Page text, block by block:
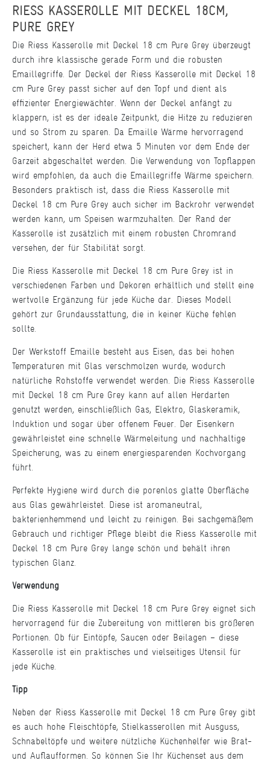
RIESS KASSEROLLE MIT DECKEL 18CM,
PURE GREY
Die Riess Kasserolle mit Deckel 18 cm Pure Grey überzeugt
durch ihre klassische gerade Form und die robusten
Emaillegriffe. Der Deckel der Riess Kasserolle mit Deckel 18
cm Pure Grey passt sicher auf den Topf und dient als
effizienter Energiewächter. Wenn der Deckel anfängt zu
klappern, ist es der ideale Zeitpunkt, die Hitze zu reduzieren
und so Strom zu sparen. Da Emaille Wärme hervorragend
speichert, kann der Herd etwa 5 Minuten vor dem Ende der
Garzeit abgeschaltet werden. Die Verwendung von Topflappen
wird empfohlen, da auch die Emaillegriffe Wärme speichern.
Besonders praktisch ist, dass die Riess Kasserolle mit
Deckel 18 cm Pure Grey auch sicher im Backrohr verwendet
werden kann, um Speisen warmzuhalten. Der Rand der
Kasserolle ist zusätzlich mit einem robusten Chromrand
versehen, der für Stabilität sorgt.
Die Riess Kasserolle mit Deckel 18 cm Pure Grey ist in
verschiedenen Farben und Dekoren erhältlich und stellt eine
wertvolle Ergänzung für jede Küche dar. Dieses Modell
gehört zur Grundausstattung, die in keiner Küche fehlen
sollte.
Der Werkstoff Emaille besteht aus Eisen, das bei hohen
Temperaturen mit Glas verschmolzen wurde, wodurch
natürliche Rohstoffe verwendet werden. Die Riess Kasserolle
mit Deckel 18 cm Pure Grey kann auf allen Herdarten
genutzt werden, einschließlich Gas, Elektro, Glaskeramik,
Induktion und sogar über offenem Feuer. Der Eisenkern
gewährleistet eine schnelle Wärmeleitung und nachhaltige
Speicherung, was zu einem energiesparenden Kochvorgang
führt.
Perfekte Hygiene wird durch die porenlos glatte Oberfläche
aus Glas gewährleistet. Diese ist aromaneutral,
bakterienhemmend und leicht zu reinigen. Bei sachgemäßem
Gebrauch und richtiger Pflege bleibt die Riess Kasserolle mit
Deckel 18 cm Pure Grey lange schön und behält ihren
typischen Glanz.
Verwendung
Die Riess Kasserolle mit Deckel 18 cm Pure Grey eignet sich
hervorragend für die Zubereitung von mittleren bis größeren
Portionen. Ob für Eintöpfe, Saucen oder Beilagen – diese
Kasserolle ist ein praktisches und vielseitiges Utensil für
jede Küche.
Tipp
Neben der Riess Kasserolle mit Deckel 18 cm Pure Grey gibt
es auch hohe Fleischtöpfe, Stielkasserollen mit Ausguss,
Schnabeltöpfe und weitere nützliche Küchenhelfer wie Brat-
und Auflaufformen. So können Sie Ihr Küchenset aus dem